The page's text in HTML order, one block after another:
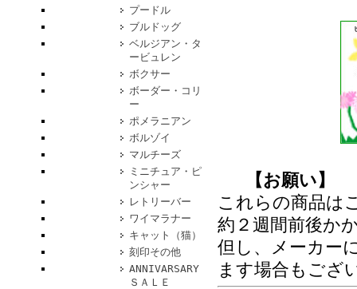
プードル
ブルドッグ
ベルジアン・タ
ービュレン
ボクサー
ボーダー・コリ
ー
ポメラニアン
ボルゾイ
マルチーズ
ミニチュア・ピ
ンシャー
レトリーバー
ワイマラナー
キャット（猫）
刻印その他
ANNIVARSARY
ＳＡＬＥ
【お願い】
これらの商品は
約２週間前後か
但し、メーカー
ます場合もご